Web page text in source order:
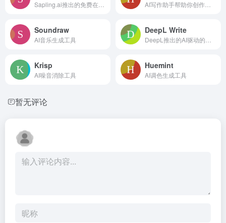
Soundraw
AI音乐生成工具
DeepL Write
Krisp
AI噪音消除工具
Huemint
AI调色生成工具
暂无评论